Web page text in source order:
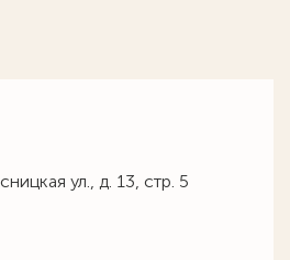
ул., д. 13, стр. 5